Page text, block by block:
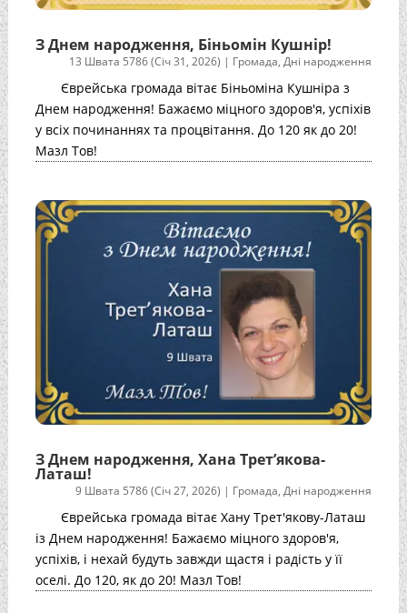
З Днем народження, Біньомін Кушнір!
13 Швата 5786 (Січ 31, 2026) | Громада,Дні народження
Єврейська громада вітає Біньоміна Кушніра з
Днем народження! Бажаємо міцного здоров'я, успіхів
у всіх починаннях та процвітання. До 120 як до 20!
Мазл Тов!
З Днем народження, Хана Трет’якова-
Латаш!
9 Швата 5786 (Січ 27, 2026) | Громада,Дні народження
Єврейська громада вітає Хану Трет'якову-Латаш
із Днем народження! Бажаємо міцного здоров'я,
успіхів, і нехай будуть завжди щастя і радість у її
оселі. До 120, як до 20! Мазл Тов!